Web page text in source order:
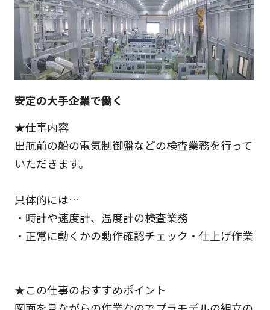
安定の大手企業で働く
★仕事内容
出航前の船の電気制御盤などの検査業務を行って
いただきます。
具体的には…
・時計や速度計、温度計の検査業務
・正常に動くかの動作確認チェック・仕上げ作業
★この仕事のおすすめポイント